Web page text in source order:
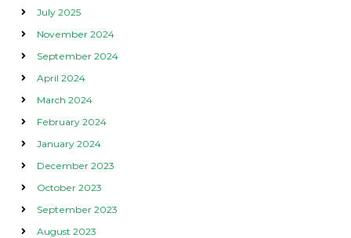
July 2025
November 2024
September 2024
April 2024
March 2024
February 2024
January 2024
December 2023
October 2023
September 2023
August 2023